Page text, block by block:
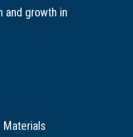
and growth in